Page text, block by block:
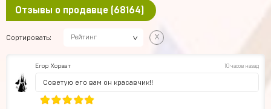
Отзывы о продавце (68164)
Сортировать: Рейтинг x
Егор Хорват 10 часов назад
Советую его вам он красавчик!!